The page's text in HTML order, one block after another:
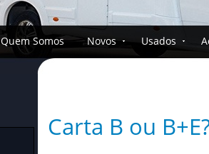
Quem Somos Novos Usados
Carta B ou